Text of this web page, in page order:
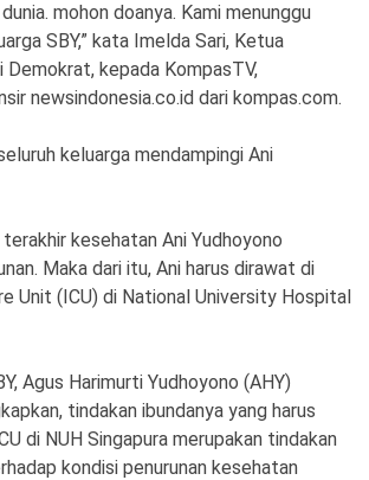
Olahraga
mohon doanya. Kami menunggu
SBY,” kata Imelda Sari, Ketua
Demokrat, kepada KompasTV,
newsindonesia.co.id dari kompas.com.
keluarga mendampingi Ani
kesehatan Ani Yudhoyono
Maka dari itu, Ani harus dirawat di
Unit (ICU) di National University Hospital
Agus Harimurti Yudhoyono (AHY)
tindakan ibundanya yang harus
di NUH Singapura merupakan tindakan
kondisi penurunan kesehatan